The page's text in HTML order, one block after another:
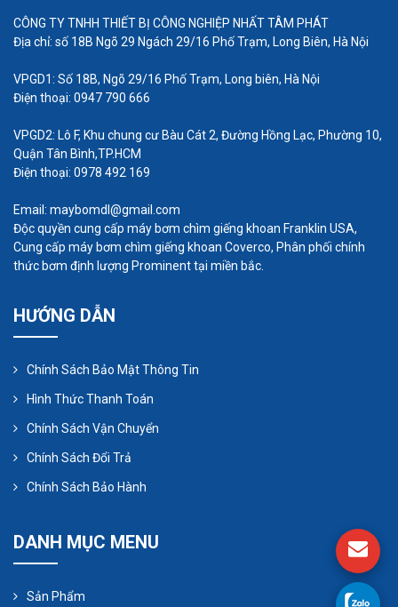
trộn lẫn dưới áp suất cao và nhiệt độ thấp. Hydrat
hạn chế dòng chảy và có thể làm hỏng thiết bị. Xử
thiết bị và môi trường, vì vậy một chiến lược hợp lý
trường ngoài khơi để cung cấp các hóa chất đảm
monoetylen glycol và các chất ức chế ăn mòn
CÔNG TY TNHH THIẾT BỊ CÔNG NGHIỆP NHẤT TÂM PHÁT
Địa chỉ: số 18B Ngõ 29 Ngách 29/16 Phố Trạm, Long Biên, Hà Nội
VPGD1: Số 18B, Ngõ 29/16 Phố Trạm, Long biên, Hà Nội
Điện thoại: 0947 790 666
VPGD2: Lô F, Khu chung cư Bàu Cát 2, Đường Hồng Lạc, Phường 10,
Quận Tân Bình,TP.HCM
Điện thoại: 0978 492 169
Email: maybomdl@gmail.com
Độc quyền cung cấp máy bơm chìm giếng khoan Franklin USA,
Cung cấp máy bơm chìm giếng khoan Coverco, Phân phối chính
thức bơm định lượng Prominent tại miền bắc.
HƯỚNG DẪN
Chính Sách Bảo Mật Thông Tin
Hình Thức Thanh Toán
Chính Sách Vận Chuyển
Chính Sách Đổi Trả
Chính Sách Bảo Hành
DANH MỤC MENU
Sản Phẩm